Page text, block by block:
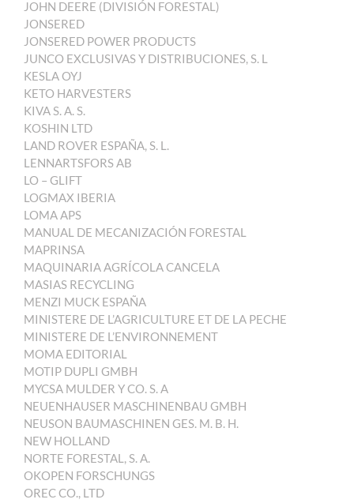
JOHN DEERE (DIVISIÓN FORESTAL)
JONSERED
JONSERED POWER PRODUCTS
JUNCO EXCLUSIVAS Y DISTRIBUCIONES, S. L
KESLA OYJ
KETO HARVESTERS
KIVA S. A. S.
KOSHIN LTD
LAND ROVER ESPAÑA, S. L.
LENNARTSFORS AB
LO – GLIFT
LOGMAX IBERIA
LOMA APS
MANUAL DE MECANIZACIÓN FORESTAL
MAPRINSA
MAQUINARIA AGRÍCOLA CANCELA
MASIAS RECYCLING
MENZI MUCK ESPAÑA
MINISTERE DE L’AGRICULTURE ET DE LA PECHE
MINISTERE DE L’ENVIRONNEMENT
MOMA EDITORIAL
MOTIP DUPLI GMBH
MYCSA MULDER Y CO. S. A
NEUENHAUSER MASCHINENBAU GMBH
NEUSON BAUMASCHINEN GES. M. B. H.
NEW HOLLAND
NORTE FORESTAL, S. A.
OKOPEN FORSCHUNGS
OREC CO., LTD